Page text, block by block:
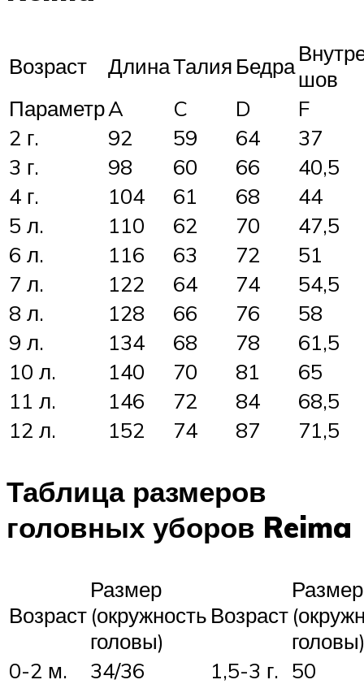
Возраст ДлинаТалия Бедрашов
ПараметрA C D
F
2 г.
92 59 64
37
3 г.
98 60 66
40,5
4 г.
104 61 68
44
5 л.
110 62 70
47,5
6 л.
116 63 72
51
7 л.
122 64 74
54,5
8 л.
128 66 76
58
9 л.
134 68 78
61,5
10 л.
140 70 81
65
11 л.
146 72 84
68,5
12 л.
152 74 87 71,5
Таблица размеров
головных уборов Reima
Возраст
Размер
(окружность
головы)
Возраст
Размер
0-2 м.
34/36 1,5-3 г. 50